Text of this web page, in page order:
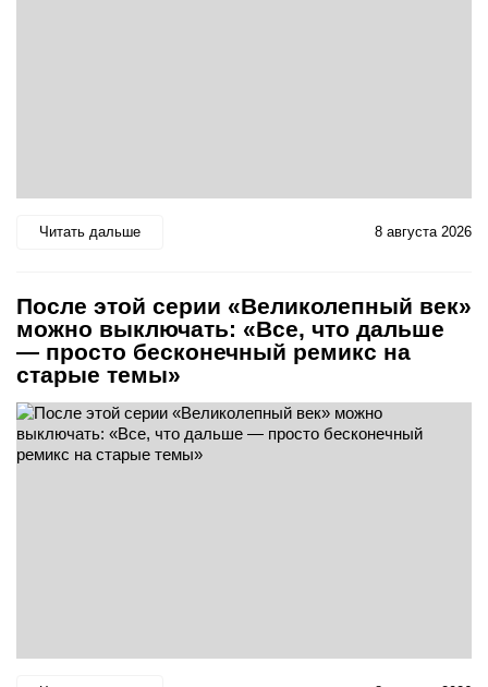
Читать дальше 8 августа 2026
После этой серии «Великолепный век»
можно выключать: «Все, что дальше
— просто бесконечный ремикс на
старые темы»